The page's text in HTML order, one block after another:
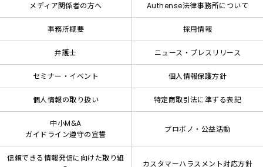
メディア関係者の方へ Authense法律事務所について
事務所概要 採用情報
弁護士 ニュース・プレスリリース
セミナー・イベント 個人情報保護方針
個人情報の取り扱い 特定商取引法に準ずる表記
中小M&A
ガイドライン遵守の宣誓
プロボノ・公益活動
信頼できる情報発信に向けた取り組
カスタマーハラスメント対応方針